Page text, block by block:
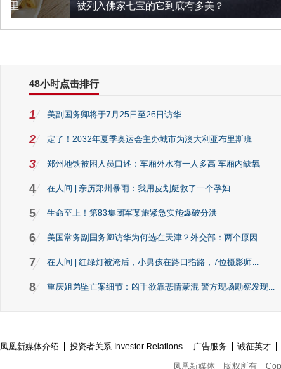
被列入佛家七宝的它到底有多美？
48小时点击排行
1 美副国务卿将于7月25日至26日访华
2 定了！2032年夏季奥运会主办城市为澳大利亚布里斯班
3 郑州地铁被困人员口述：车厢外水有一人多高 车厢内缺氧
4 在人间 | 亲历郑州暴雨：我用皮划艇救了一个孕妇
5 生命至上！第83集团军某旅紧急实施爆破分洪
6 美国常务副国务卿访华为何选在天津？外交部：两个原因
7 在人间 | 红绿灯被淹后，小男孩在路口指路，7位摄影师...
8 重庆姐弟坠亡案细节：凶手欲靠悲情蒙混 警方现场勘察发现...
凤凰新媒体介绍 投资者关系 Investor Relations 广告服务 诚征英才
凤凰新媒体
版权所有